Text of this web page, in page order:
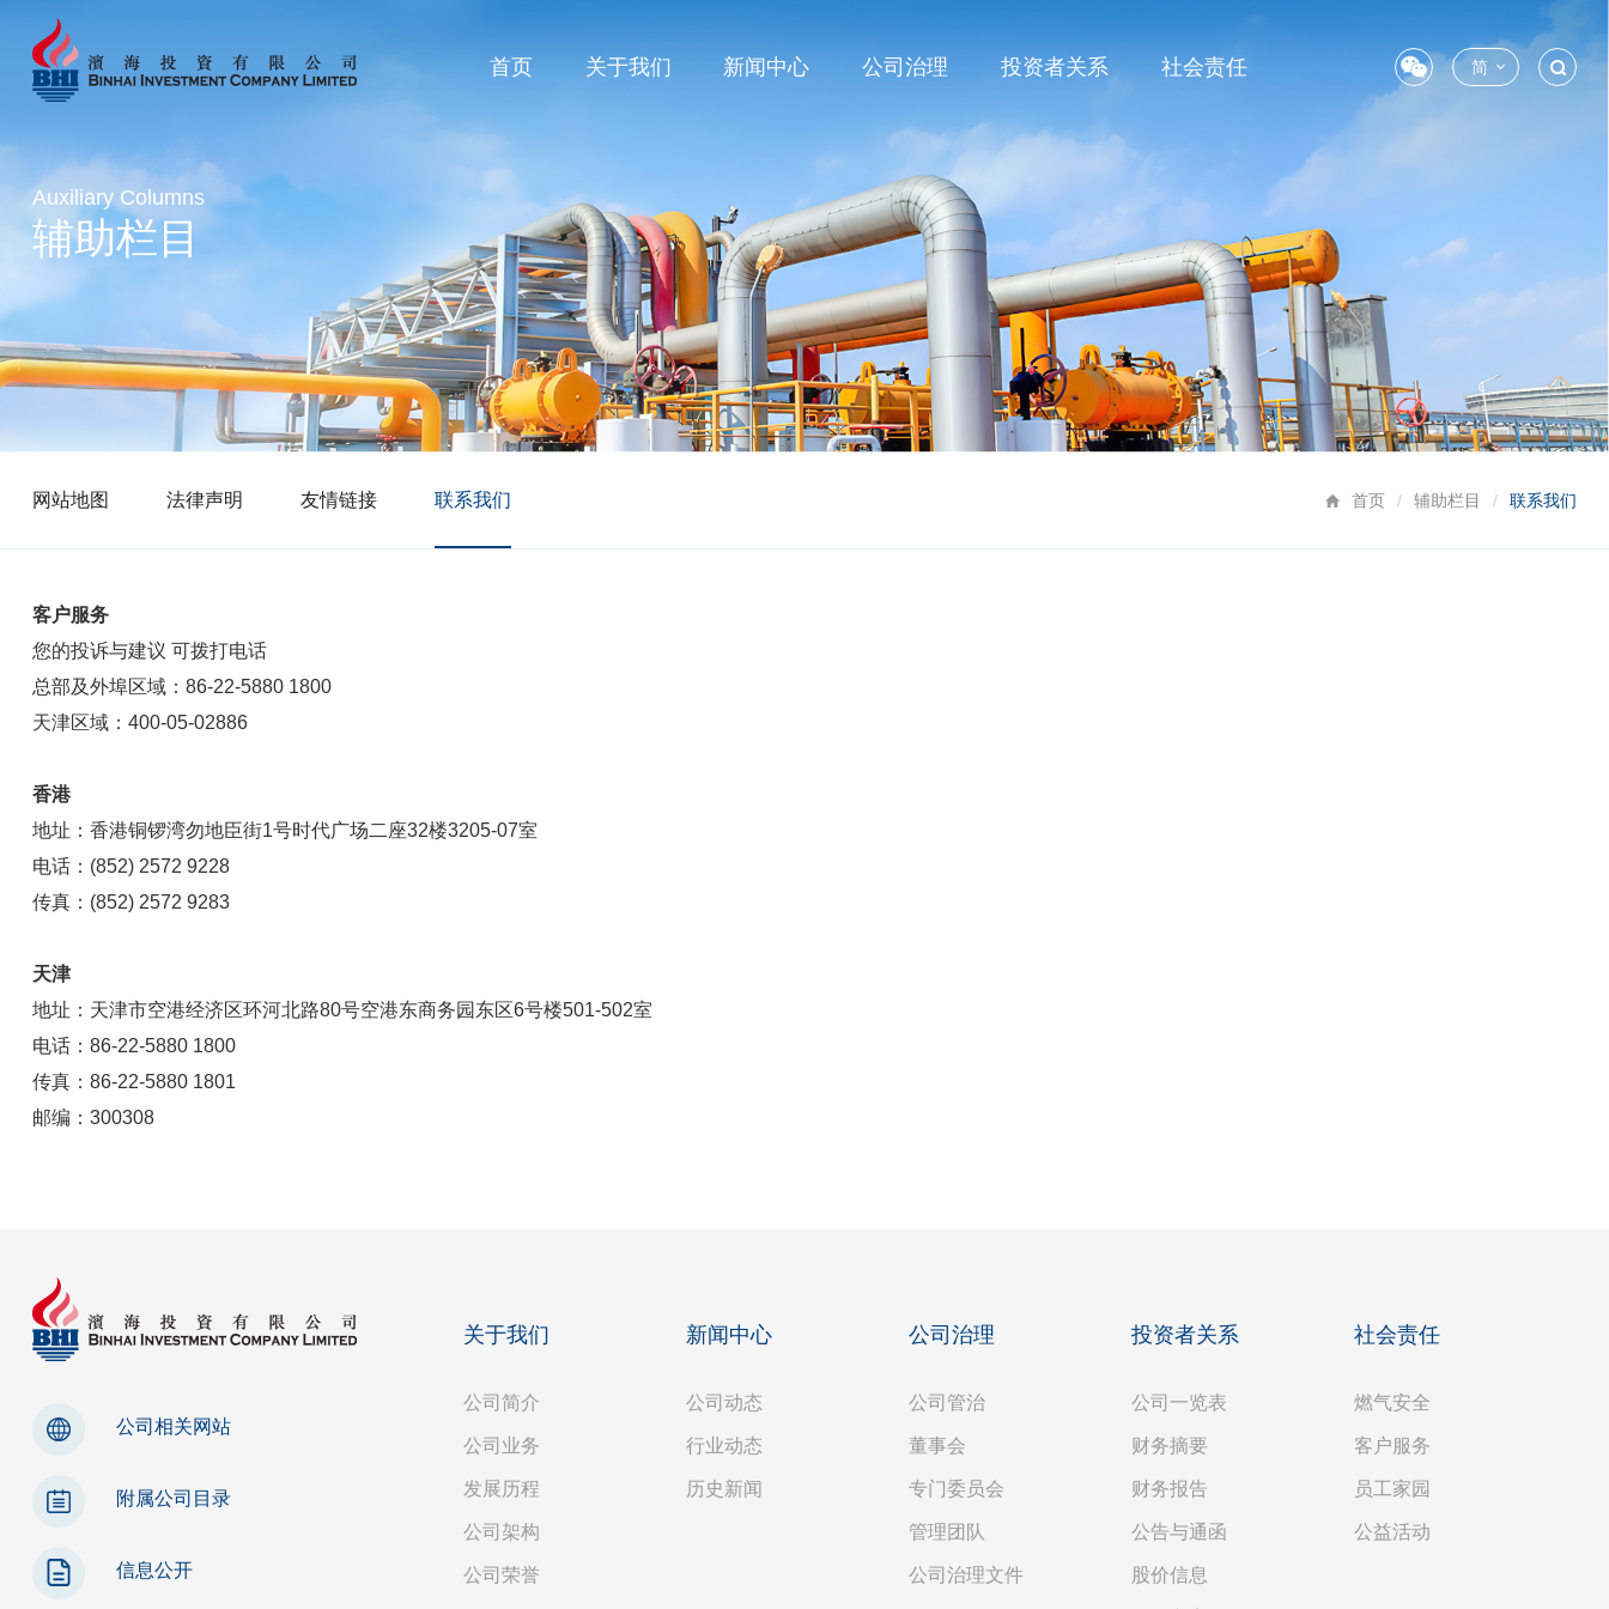
首页 关于我们 新闻中心 公司治理 投资者关系 社会责任 简
Auxiliary Columns
辅助栏目
首页 / 辅助栏目 / 联系我们
网站地图 法律声明 友情链接 联系我们
客户服务
您的投诉与建议 可拨打电话
总部及外埠区域：86-22-5880 1800
天津区域：400-05-02886
香港
地址：香港铜锣湾勿地臣街1号时代广场二座32楼3205-07室
电话：(852) 2572 9228
传真：(852) 2572 9283
天津
地址：天津市空港经济区环河北路80号空港东商务园东区6号楼501-502室
电话：86-22-5880 1800
传真：86-22-5880 1801
邮编：300308
关于我们
公司简介
公司业务
发展历程
公司架构
公司荣誉
新闻中心
公司动态
行业动态
历史新闻
公司治理
公司管治
董事会
专门委员会
管理团队
公司治理文件
投资者关系
公司一览表
财务摘要
财务报告
公告与通函
股价信息
社会责任
燃气安全
客户服务
员工家园
公益活动
公司相关网站
附属公司目录
信息公开